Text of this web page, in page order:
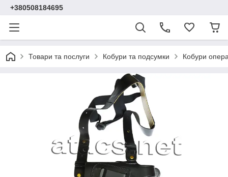
+380508184695
Товари та послуги Кобури та подсумки Кобури